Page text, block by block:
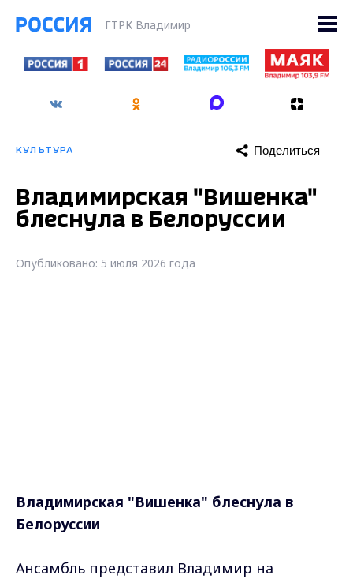
ГТРК Владимир
КУЛЬТУРА Поделиться
Владимирская "Вишенка"
блеснула в Белоруссии
Опубликовано: 5 июля 2026 года
Владимирская "Вишенка" блеснула в
Белоруссии
Ансамбль представил Владимир на